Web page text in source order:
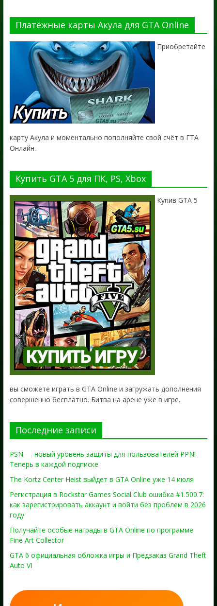
Платёжные карты Акула для GTA Online
Приобретайте
карту Акула и моментально пополняйте свой счёт в ГТА
Онлайн.
Купить GTA 5 для ПК, PS, Xbox
Купив GTA 5
вы сможете играть в GTA Online и загружать дополнения
совершенно бесплатно. Битва на арене уже в игре.
Последние записи
PSN — новый уровень защиты для пользователей PPN!
Теперь в каждой подписке
The Kortz Center Heist выйдет в GTA Online уже 14 июля
Регистрация в Rockstar Games Social Club ошибка #1.500.7:
как зарегистрировать аккаунт и войти без проблем в 2026
году
Получайте особые награды в GTA Online по программе
Fine Art Collector
GTA 6 официальная обложка игры и Предзаказ Grand Theft
Auto VI